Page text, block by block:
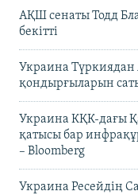
АҚШ сенаты Тодд
бекітті
Украина
қондырғыларын
Украина КҚК-дағы
қатысы бар
– Bloomberg
Украина Ресейдің